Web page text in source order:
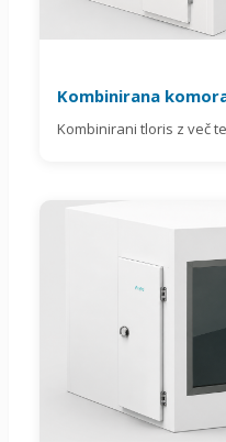
Kombinirana
Kombinirani tloris z več